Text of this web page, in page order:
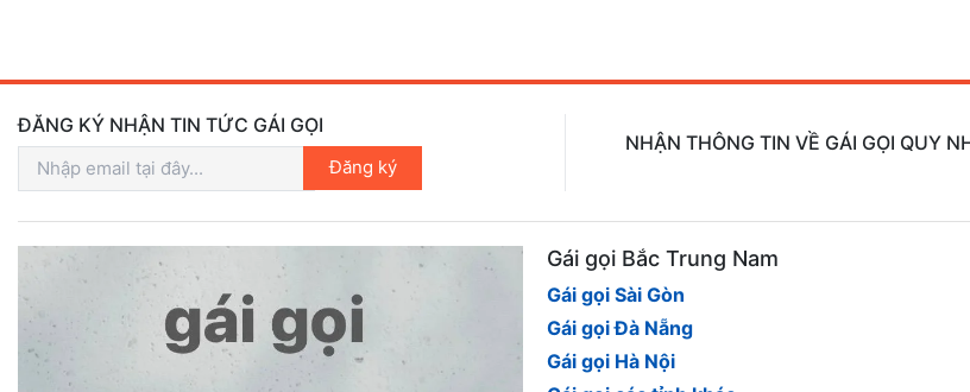
ĐĂNG KÝ NHẬN TIN TỨC GÁI GỌI
Đăng ký
NHẬN THÔNG TIN VỀ GÁI GỌI QUY
Gái gọi Bắc Trung Nam
Gái gọi Sài Gòn
Gái gọi Đà Nẵng
Gái gọi Hà Nội